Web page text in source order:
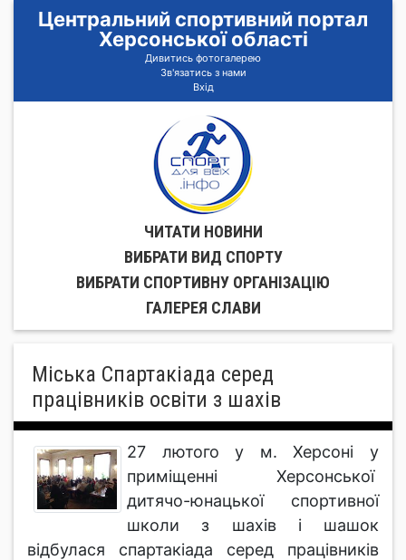
Центральний спортивний портал
Херсонської області
Дивитись фотогалерею
Зв'язатись з нами
Вхід
ЧИТАТИ НОВИНИ
ВИБРАТИ ВИД СПОРТУ
ВИБРАТИ СПОРТИВНУ ОРГАНIЗАЦIЮ
ГАЛЕРЕЯ СЛАВИ
Міська Спартакіада серед
працівників освіти з шахів
27 лютого у м. Херсоні у
приміщенні Херсонської
дитячо-юнацької спортивної
школи з шахів і шашок
відбулася спартакіада серед працівників